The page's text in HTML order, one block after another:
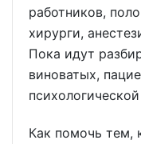
работников,
хирурги,
Пока идут
виноватых,
Как помочь тем,